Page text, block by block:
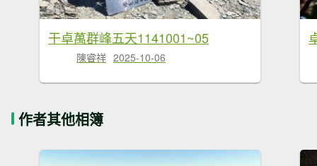
干卓萬群峰五天1141001~05
陳睿祥 2025-10-06
作者其他相簿